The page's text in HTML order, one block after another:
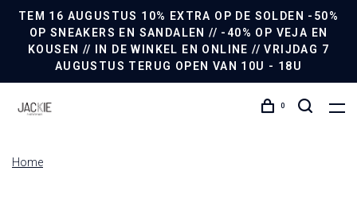
TEM 16 AUGUSTUS 10% EXTRA OP DE SOLDEN -50%
OP SNEAKERS EN SANDALEN // -40% OP VEJA EN
KOUSEN // IN DE WINKEL EN ONLINE // VRIJDAG 7
AUGUSTUS TERUG OPEN VAN 10U - 18U
0
Home